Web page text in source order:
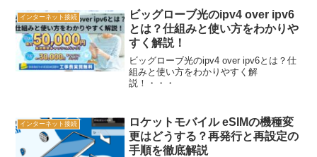
インターネット接続
ビッグローブ光のipv4 over ipv6
とは？仕組みと使い方をわかりや
すく解説！
ビッグローブ光のipv4 over ipv6とは？仕
組みと使い方をわかりやすく解
説！・・・
インターネット接続
ロケットモバイル eSIMの機種変
更はどうする？再発行と再設定の
手順を徹底解説